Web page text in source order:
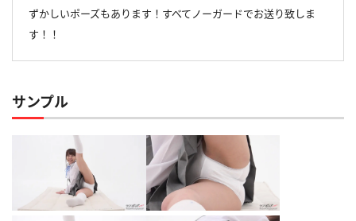
ずかしいポーズもあります！すべてノーガードでお送り致しま
す！！
サンプル